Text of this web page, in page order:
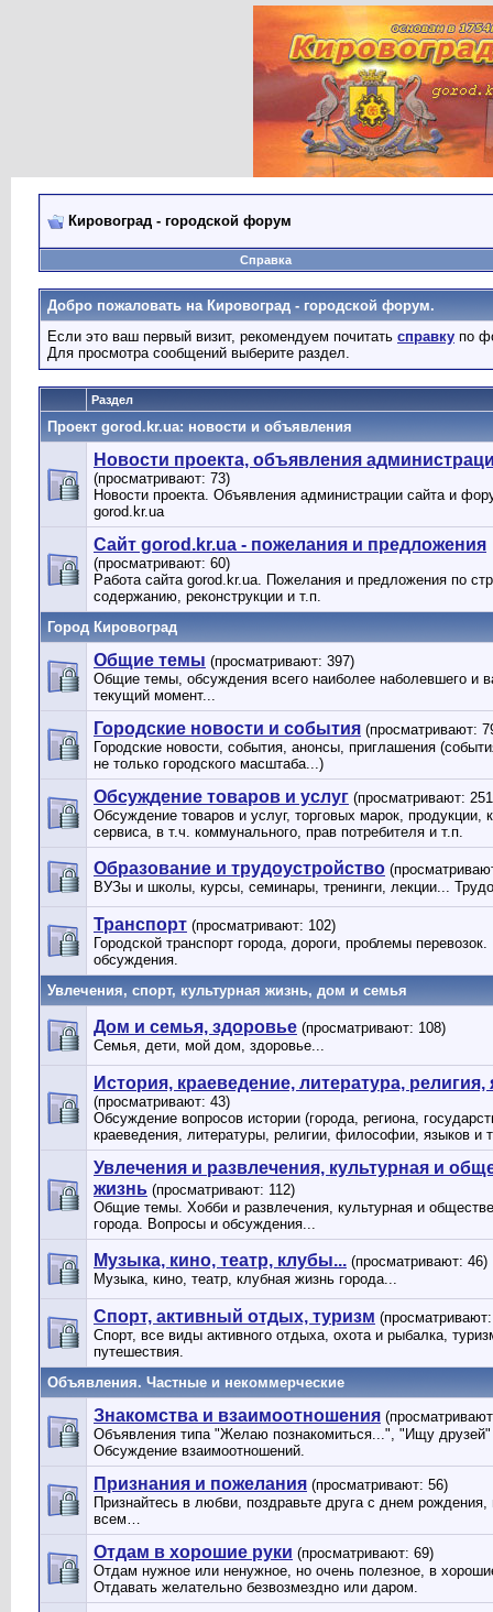
Кировоград - городской форум
Справка
Добро пожаловать на Кировоград - городской форум.
Если это ваш первый визит, рекомендуем почитать справку по
Для просмотра сообщений выберите раздел.
Раздел
Проект gorod.kr.ua: новости и объявления
Новости проекта, объявления
(просматривают: 73)
Новости проекта. Объявления администрации сайта и
gorod.kr.ua
Сайт gorod.kr.ua - пожелания и предложения
(просматривают: 60)
Работа сайта gorod.kr.ua. Пожелания и предложения по
содержанию, реконструкции и т.п.
Город Кировоград
Общие темы (просматривают: 397)
Общие темы, обсуждения всего наиболее наболевшего и
текущий момент...
Городские новости и события (просматривают:
Городские новости, события, анонсы, приглашения
не только городского масштаба...)
Обсуждение товаров и услуг (просматривают:
Обсуждение товаров и услуг, торговых марок, продукции,
сервиса, в т.ч. коммунального, прав потребителя и т.п.
Образование и трудоустройство
ВУЗы и школы, курсы, семинары, тренинги, лекции...
Транспорт (просматривают: 102)
Городской транспорт города, дороги, проблемы
обсуждения.
Увлечения, спорт, культурная жизнь, дом и семья
Дом и семья, здоровье (просматривают: 108)
Семья, дети, мой дом, здоровье...
История, краеведение, литература, религия,
(просматривают: 43)
Обсуждение вопросов истории (города, региона,
краеведения, литературы, религии, философии, языков и
Увлечения и развлечения, культурная и
жизнь (просматривают: 112)
Общие темы. Хобби и развлечения, культурная и
города. Вопросы и обсуждения...
Музыка, кино, театр, клубы... (просматривают: 46)
Музыка, кино, театр, клубная жизнь города...
Спорт, активный отдых, туризм
Спорт, все виды активного отдыха, охота и рыбалка,
путешествия.
Объявления. Частные и некоммерческие
Знакомства и взаимоотношения
Объявления типа "Желаю познакомиться...", "Ищу друзей"
Обсуждение взаимоотношений.
Признания и пожелания (просматривают: 56)
Признайтесь в любви, поздравьте друга с днем рождения,
всем…
Отдам в хорошие руки (просматривают: 69)
Отдам нужное или ненужное, но очень полезное, в
Отдавать желательно безвозмездно или даром.